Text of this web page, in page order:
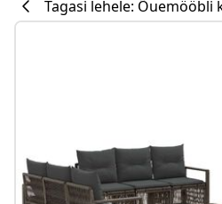
#sharemevidaxl
Tagasi lehele: Õuemööbli